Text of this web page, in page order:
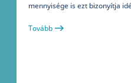
mennyisége is ezt bizonyítja
Tovább